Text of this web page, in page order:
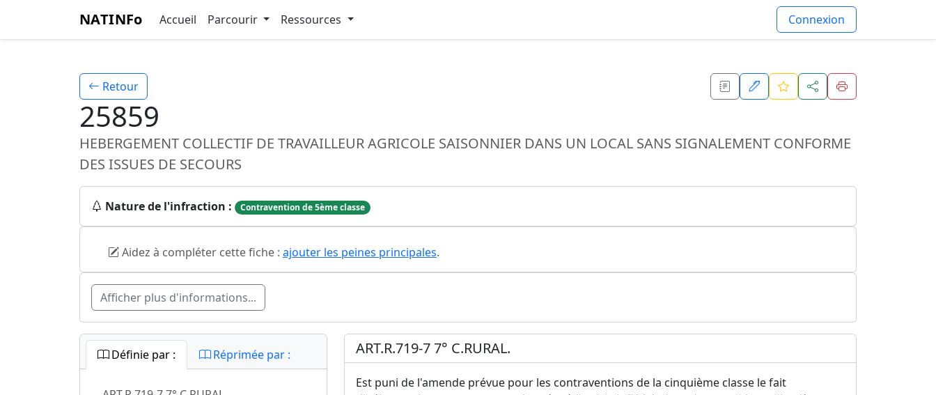
NATINFo Accueil Parcourir Ressources Connexion
Retour
25859
HEBERGEMENT COLLECTIF DE TRAVAILLEUR AGRICOLE SAISONNIER DANS UN LOCAL SANS SIGNALEMENT CONFORME
DES ISSUES DE SECOURS
Nature de l'infraction : Contravention de 5ème classe
Aidez à compléter cette fiche : ajouter les peines principales.
Afficher plus d'informations...
Définie par : Réprimée par : ART.R.719-7 7° C.RURAL.
Est puni de l'amende prévue pour les contraventions de la cinquième classe le fait